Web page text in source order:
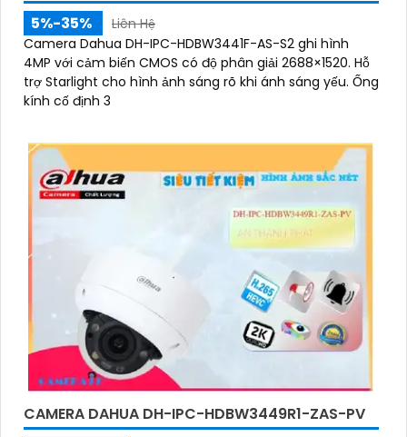
5%-35%
Liên Hệ
Camera Dahua DH-IPC-HDBW3441F-AS-S2 ghi hình
4MP với cảm biến CMOS có độ phân giải 2688×1520. Hỗ
trợ Starlight cho hình ảnh sáng rõ khi ánh sáng yếu. Ống
kính cố định 3
CAMERA DAHUA DH-IPC-HDBW3449R1-ZAS-PV